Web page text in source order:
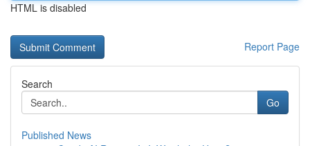
HTML is disabled
Report Page
Search
Go
Published News